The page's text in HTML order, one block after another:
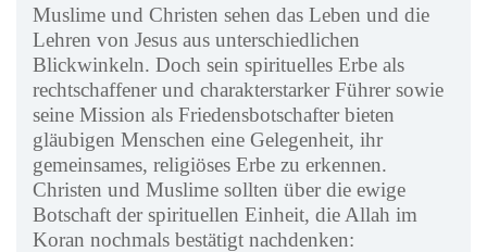
Muslime und Christen sehen das Leben und die
Lehren von Jesus aus unterschiedlichen
Blickwinkeln. Doch sein spirituelles Erbe als
rechtschaffener und charakterstarker Führer sowie
seine Mission als Friedensbotschafter bieten
gläubigen Menschen eine Gelegenheit, ihr
gemeinsames, religiöses Erbe zu erkennen.
Christen und Muslime sollten über die ewige
Botschaft der spirituellen Einheit, die Allah im
Koran nochmals bestätigt nachdenken: